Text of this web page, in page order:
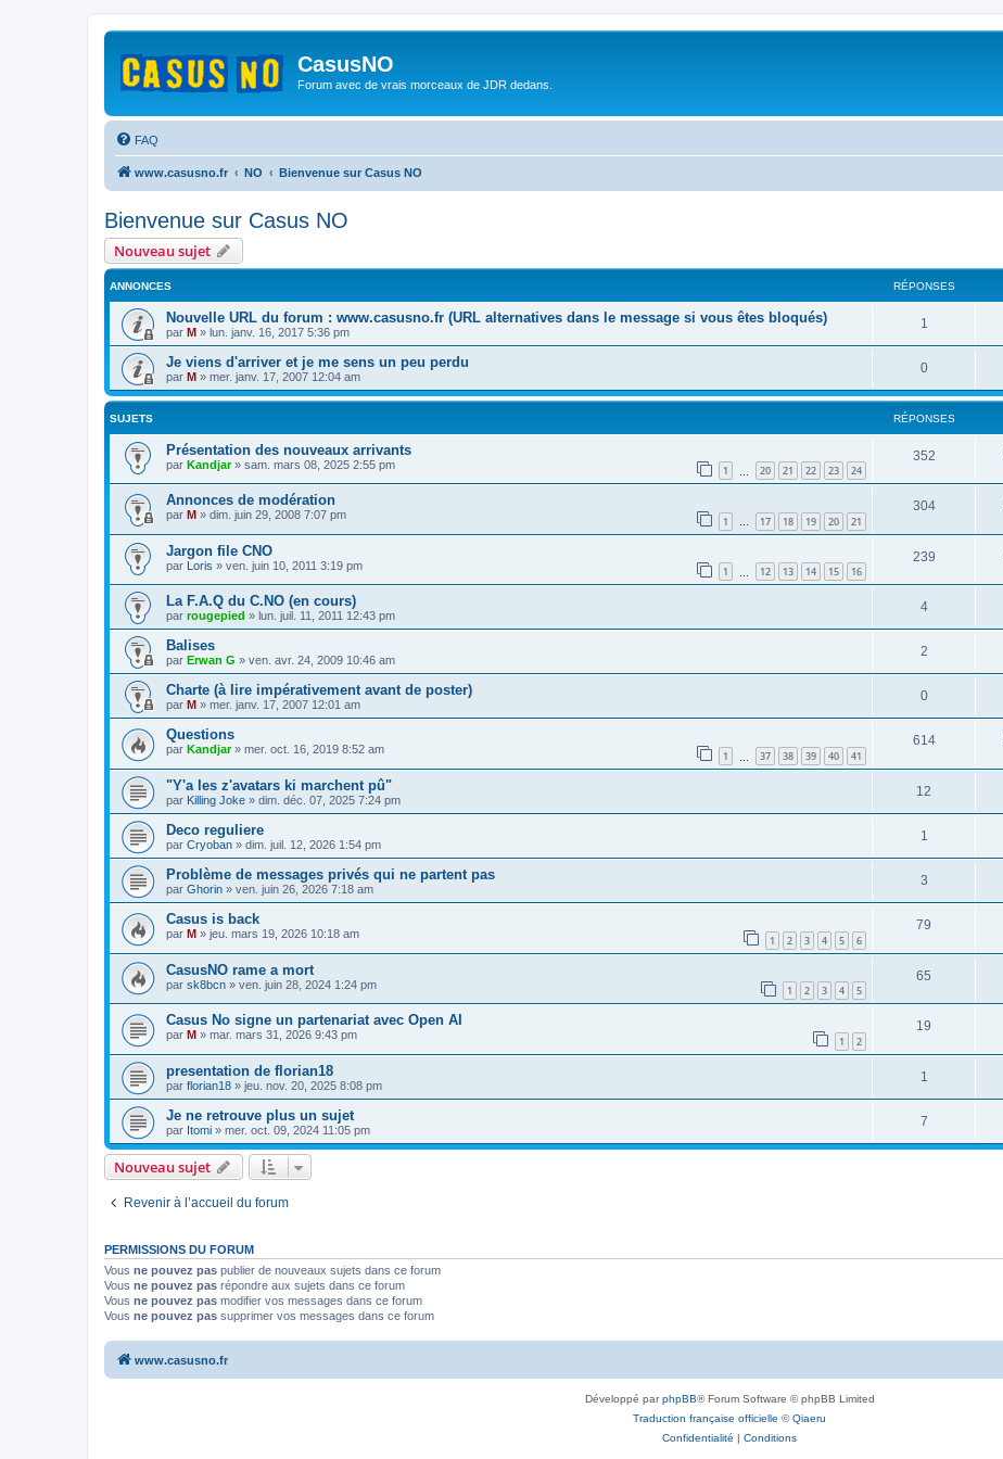
CasusNO
Forum avec de vrais morceaux de JDR dedans.
FAQ
www.casusno.fr NO Bienvenue sur Casus NO
Bienvenue sur Casus NO
Nouveau sujet
ANNONCES RÉPONSES
Nouvelle URL du forum : www.casusno.fr (URL alternatives dans le message si vous êtes bloqués)
par M » lun. janv. 16, 2017 5:36 pm
1
Je viens d'arriver et je me sens un peu perdu
par M » mer. janv. 17, 2007 12:04 am
0
SUJETS RÉPONSES
Présentation des nouveaux arrivants
par Kandjar» sam. mars 08, 2025 2:55 pm 1 20 21 22 23 24
352
Annonces de modération
par M » dim. juin 29, 2008 7:07 pm 1 … 17 18 19 20 21
304
Jargon file CNO
par Loris » ven. juin 10, 2011 3:19 pm 1 12 13 14 15 16
239
La F.A.Q du C.NO (en cours)
par rougepied » lun. juil. 11, 2011 12:43 pm
4
Balises
par Erwan G » ven. avr. 24, 2009 10:46 am
2
Charte (à lire impérativement avant de poster)
par M » mer. janv. 17, 2007 12:01 am
0
Questions
par Kandjar» mer. oct. 16, 2019 8:52 am 1 37 38 39 40 41
614
"Y'a les z'avatars ki marchent pû"
par Killing Joke » dim. déc. 07, 2025 7:24 pm
12
Deco reguliere
par Cryoban » dim. juil. 12, 2026 1:54 pm
1
Problème de messages privés qui ne partent pas
par Ghorin » ven. juin 26, 2026 7:18 am
3
Casus is back
par M » jeu. mars 19, 2026 10:18 am 1 2 3 4 5 6
79
CasusNO rame a mort
par sk8bcn » ven. juin 28, 2024 1:24 pm 1 2 3 4 5
65
Casus No signe un partenariat avec Open AI
par M » mar. mars 31, 2026 9:43 pm 1 2
19
presentation de florian18
par florian18 » jeu. nov. 20, 2025 8:08 pm
1
Je ne retrouve plus un sujet
par Itomi » mer. oct. 09, 2024 11:05 pm
7
Nouveau sujet
Revenir à l’accueil du forum
PERMISSIONS DU FORUM
Vous ne pouvez pas publier de nouveaux sujets dans ce forum
Vous ne pouvez pas répondre aux sujets dans ce forum
Vous ne pouvez pas modifier vos messages dans ce forum
Vous ne pouvez pas supprimer vos messages dans ce forum
www.casusno.fr
Développé parphpBB® Forum Software © phpBB Limited
Traduction française officielle ©Qiaeru
Confidentialité
Conditions